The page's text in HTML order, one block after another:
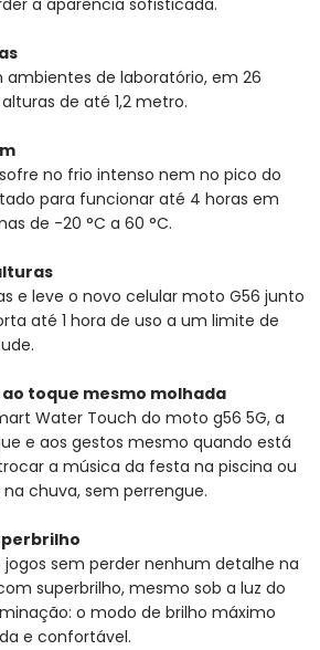
a aparência sofisticada.
de laboratório, em 26
de até 1,2 metro.
no frio intenso nem no pico do
para funcionar até 4 horas em
de -20 °C a 60 °C.
e leve o novo celular moto G56 junto
até 1 hora de uso a um limite de
toque mesmo molhada
Water Touch do moto g56 5G, a
e aos gestos mesmo quando está
a música da festa na piscina ou
chuva, sem perrengue.
jogos sem perder nenhum detalhe na
superbrilho, mesmo sob a luz do
o modo de brilho máximo
e confortável.